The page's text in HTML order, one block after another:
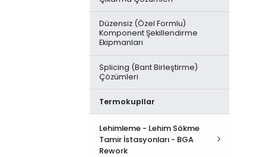
Toz Geçirgenlik Test Kabini
Yağmurlama - Püskürtme Test
Odası
Vakumlu Kürleme Fırını
Sıcaklık ve İrtifa Test Kabini
Yüksek Hızlandırılmış Termal
Şok Testi
Otomatik Entegre Devre
Programlama Alt Sistemi
EPA Organizasyonu
ESD Denetim ve Hizmetler
Düzensiz (Özel Formlu)
Komponent Şekillendirme
Ekipmanları
Splicing (Bant Birleştirme)
Çözümleri
Termokupllar
Lehimleme - Lehim Sökme
Tamir İstasyonları - BGA
Rework